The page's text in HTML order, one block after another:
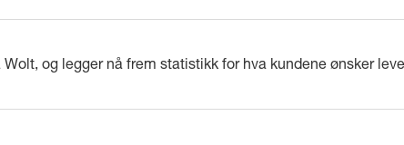
og legger nå frem statistikk for hva kundene ønsker